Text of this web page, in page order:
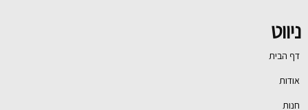
ניווט
דף הבית
אודות
חנות